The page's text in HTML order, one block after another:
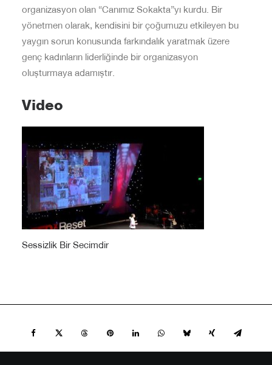
organizasyon olan “Canımız Sokakta”yı kurdu. Bir
yönetmen olarak, kendisini bir çoğumuzu etkileyen bu
yaygın sorun konusunda farkındalık yaratmak üzere
genç kadınların liderliğinde bir organizasyon
oluşturmaya adamıştır.
Video
Sessizlik Bir Secimdir